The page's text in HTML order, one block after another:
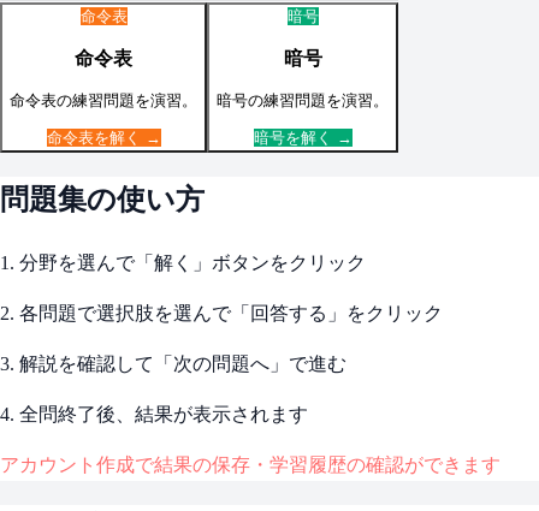
命令表
命令表
命令表の練習問題を演習。
命令表を解く →
暗号
暗号
暗号の練習問題を演習。
暗号を解く →
問題集の使い方
1. 分野を選んで「解く」ボタンをクリック
2. 各問題で選択肢を選んで「回答する」をクリック
3. 解説を確認して「次の問題へ」で進む
4. 全問終了後、結果が表示されます
アカウント作成で結果の保存・学習履歴の確認ができます